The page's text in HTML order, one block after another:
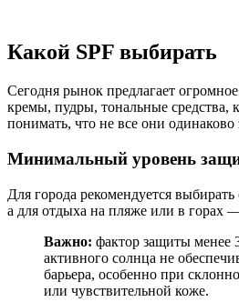
Какой SPF выбирать
Сегодня рынок предлагает
кремы, пудры, тональные средства,
понимать, что не все они
Минимальный уровень
Для города рекомендуется
а для отдыха на пляже или в горах
Важно: фактор защиты менее
активного солнца не
барьера, особенно при
или чувствительной коже.